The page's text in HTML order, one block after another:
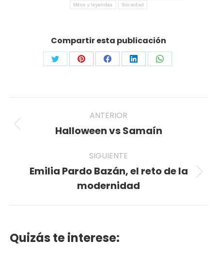
Mitos y leyendas Sociedad
Compartir esta publicación
Share
Twitter
Share
Pinterest
Share
Facebook
Share
LinkedIn
Share
WhatsApp
Navegación
entre
publicaciones
ANTERIOR
Publicación
Halloween vs Samaín
SIGUIENTE
Publicación
siguiente:
Emilia Pardo Bazán, el reto de la
modernidad
Quizás te interese: